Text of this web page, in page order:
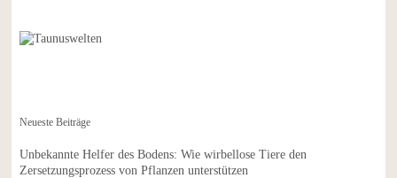
Neueste Beiträge
Unbekannte Helfer des Bodens: Wie wirbellose Tiere den
Zersetzungsprozess von Pflanzen unterstützen